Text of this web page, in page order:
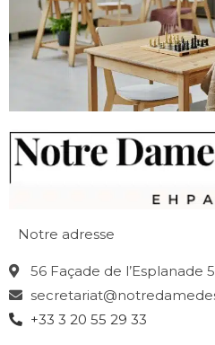
Notre adresse
56 Façade de l’Esplanade
+33 3 20 55 29 33